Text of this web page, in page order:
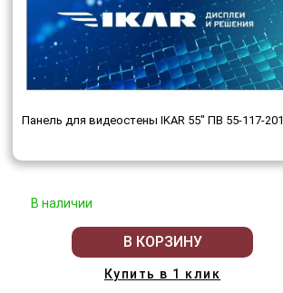
Панель для видеостены IKAR 55" ПВ 55-117-201
В наличии
В КОРЗИНУ
Купить в 1 клик